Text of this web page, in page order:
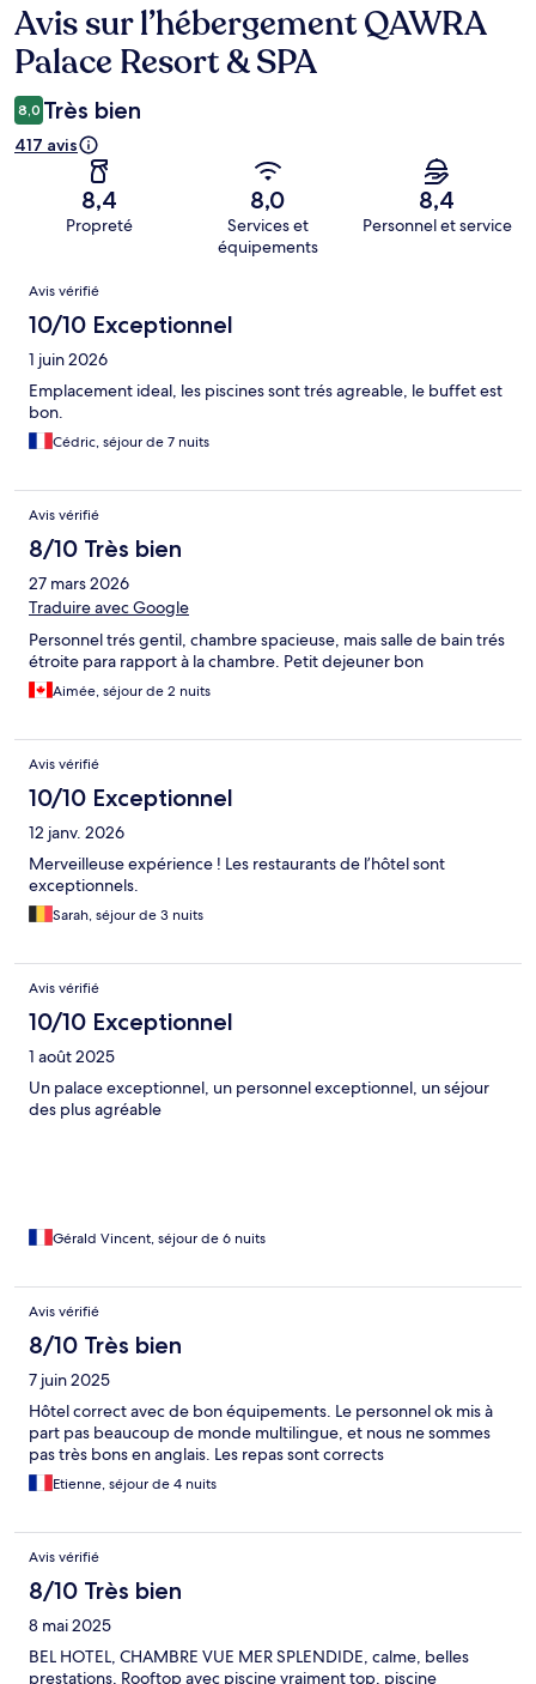
Avis
Avis sur l’hébergement QAWRA
Palace Resort & SPA
8,0 Très bien
417 avis
8,4
Propreté
8,0
Services et
équipements
8,4
Personnel et service
Avis
Avis vérifié
10/10 Exceptionnel
1 juin 2026
Emplacement ideal, les piscines sont trés agreable, le buffet est
bon.
Cédric, séjour de 7 nuits
Avis vérifié
8/10 Très bien
27 mars 2026
Traduire avec Google
Personnel trés gentil, chambre spacieuse, mais salle de bain trés
étroite para rapport à la chambre. Petit dejeuner bon
Aimée, séjour de 2 nuits
Avis vérifié
10/10 Exceptionnel
12 janv. 2026
Merveilleuse expérience ! Les restaurants de l’hôtel sont
exceptionnels.
Sarah, séjour de 3 nuits
Avis vérifié
10/10 Exceptionnel
1 août 2025
Un palace exceptionnel, un personnel exceptionnel, un séjour
des plus agréable
Gérald Vincent, séjour de 6 nuits
Avis vérifié
8/10 Très bien
7 juin 2025
Hôtel correct avec de bon équipements. Le personnel ok mis à
part pas beaucoup de monde multilingue, et nous ne sommes
pas très bons en anglais. Les repas sont corrects
Etienne, séjour de 4 nuits
Avis vérifié
8/10 Très bien
8 mai 2025
BEL HOTEL, CHAMBRE VUE MER SPLENDIDE, calme, belles
prestations, Rooftop avec piscine vraiment top, piscine